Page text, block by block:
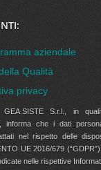
aziendale
Qualità
privacy
GEA.SISTE S.r.l., in
informa che i dati
nel rispetto delle
UE 2016/679
nelle rispettive